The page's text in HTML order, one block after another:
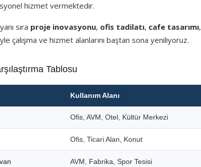
hizmet vermektedir.
sıra proje inovasyonu, ofis tadilatı, cafe tasarımı,
çalışma ve hizmet alanlarını baştan sona yeniliyoruz.
Tablosu
Kullanım Alanı
Ofis, AVM, Otel, Kültür Merkezi
Ofis, Ticari Alan, Konut
AVM, Fabrika, Spor Tesisi